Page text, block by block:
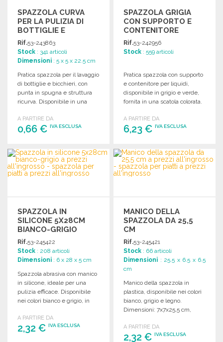
SPAZZOLA CURVA
PER LA PULIZIA DI
BOTTIGLIE E
BICCHIERI
Rif.53-243863
Stock : 341 articoli
Dimensioni : 5 x 5 x 22.5 cm
Pratica spazzola per il lavaggio
di bottiglie e bicchieri, con
punta in spugna e struttura
ricurva. Disponibile in una
A PARTIRE DA
0,66 € IVA ESCLUSA
ORDINARE
Richiedi un preventivo
SPAZZOLA GRIGIA
CON SUPPORTO E
CONTENITORE
Rif.53-242956
Stock : 559 articoli
Pratica spazzola con supporto
e contenitore per liquidi,
disponibile in grigio e verde,
fornita in una scatola colorata.
A PARTIRE DA
6,23 €IVA ESCLUSA
ORDINARE
Richiedi un preventivo
SPAZZOLA IN
SILICONE 5X28CM
BIANCO-GRIGIO
Rif.53-245422
Stock : 208 articoli
Dimensioni : 6 x 28 x 5 cm
Spazzola abrasiva con manico
in silicone, ideale per una
pulizia efficace. Disponibile
nei colori bianco e grigio, in
A PARTIRE DA
2,32 € IVA ESCLUSA
MANICO DELLA
SPAZZOLA DA 25,5
CM
Rif.53-245421
Stock : 66 articoli
Dimensioni : 25.5 x 6.5 x 6.5
cm
Manico della spazzola in
plastica, disponibile nei colori
bianco, grigio e legno.
Dimensioni: 7x7x25,5 cm,
A PARTIRE DA
2,32 €IVA ESCLUSA